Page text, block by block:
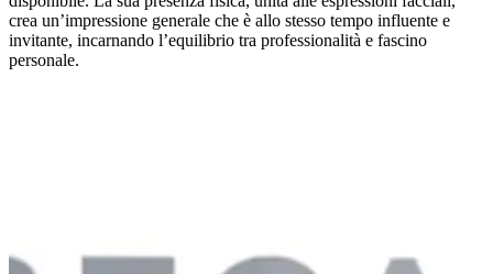
crea un’impressione generale che è allo stesso tempo influente e
invitante, incarnando l’equilibrio tra professionalità e fascino
personale.